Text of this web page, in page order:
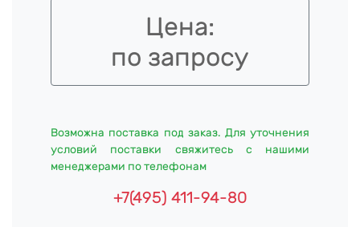
Цена:
по запросу
Возможна поставка под заказ. Для уточнения
условий поставки свяжитесь с нашими
менеджерами по телефонам
+7(495) 411-94-80